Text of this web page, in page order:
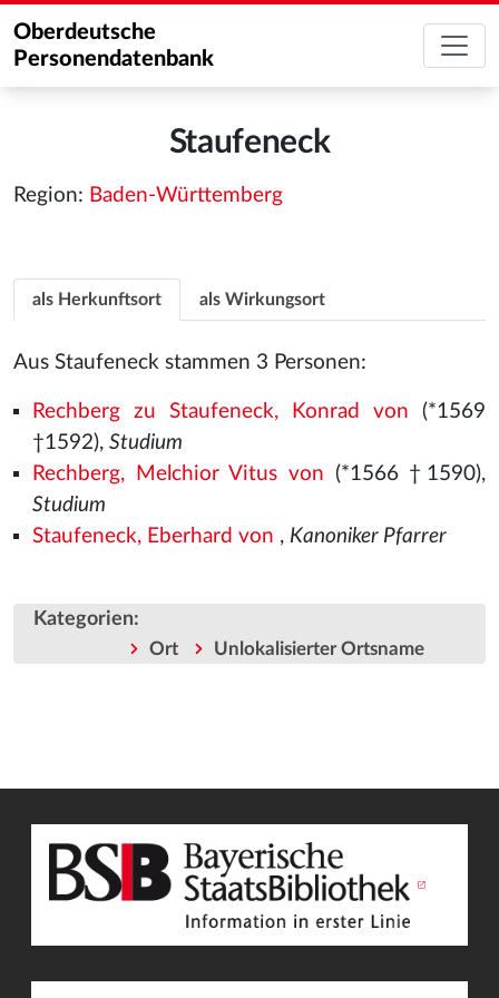
Oberdeutsche
Personendatenbank
Staufeneck
Region: Baden-Württemberg
als Herkunftsort als Wirkungsort
Aus Staufeneck stammen 3 Personen:
Rechberg zu Staufeneck, Konrad von (*1569
†1592), Studium
Rechberg, Melchior Vitus von (*1566 †1590),
Studium
Staufeneck, Eberhard von , Kanoniker Pfarrer
Kategorien:
Ort Unlokalisierter Ortsname